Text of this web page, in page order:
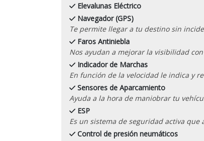
Elevalunas Eléctrico
Navegador (GPS)
Te permite llegar a tu destino sin
Faros Antiniebla
Nos ayudan a mejorar la visibilidad
Indicador de Marchas
En función de la velocidad le indica y
Sensores de Aparcamiento
Ayuda a la hora de maniobrar tu
ESP
Es un sistema de seguridad activa
Control de presión neumáticos